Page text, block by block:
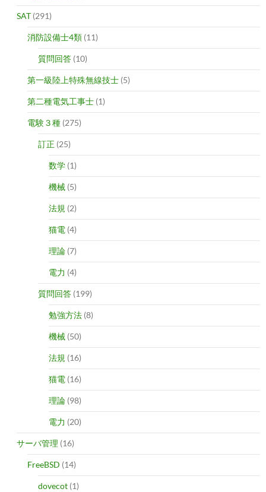
SAT (291)
消防設備士4類 (11)
質問回答 (10)
第一級陸上特殊無線技士 (5)
第二種電気工事士 (1)
電験３種 (275)
訂正 (25)
数学 (1)
機械 (5)
法規 (2)
猫電 (4)
理論 (7)
電力 (4)
質問回答 (199)
勉強方法 (8)
機械 (50)
法規 (16)
猫電 (16)
理論 (98)
電力 (20)
サーバ管理 (16)
FreeBSD (14)
dovecot (1)